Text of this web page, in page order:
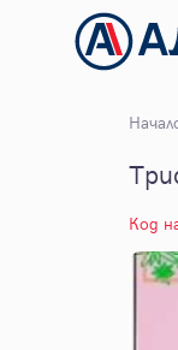
Код